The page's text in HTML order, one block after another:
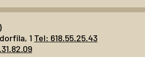
1 Tel: 618.55.25.43